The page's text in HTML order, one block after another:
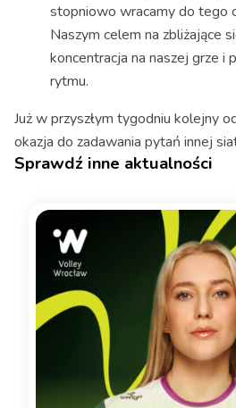
stopniowo wracamy do tego
Naszym celem na zbliżające
koncentracja na naszej grze
rytmu.
Już w przyszłym tygodniu kolejny
okazja do zadawania pytań innej
Sprawdź inne aktualności